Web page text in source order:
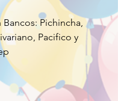
Pichincha,
Pacifico y